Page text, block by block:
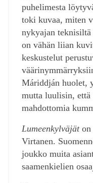
puhelimesta
toki kuvaa, miten
nykyajan
on vähän liian
keskustelut
Máriddján huolet,
mutta luulisin, että
mahdottomia
Lumeenkylväjäton
Virtanen.
joukko muita
saamenkielien